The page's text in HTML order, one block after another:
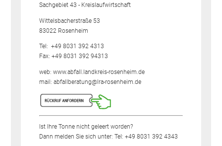
Sachgebiet 43 - Kreislaufwirtschaft
Wittelsbacherstraße 53
83022 Rosenheim
Tel:+49 8031 392 4313
Fax: +49 8031 392 94313
web:www.abfall.landkreis-rosenheim.de
mail:abfallberatung@lra-rosenheim.de
Ist Ihre Tonne nicht geleert worden?
Dann melden Sie sich unter: Tel:+49 8031 392 4343